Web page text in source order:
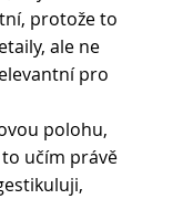
protože to
ale ne
pro
polohu,
učím právě